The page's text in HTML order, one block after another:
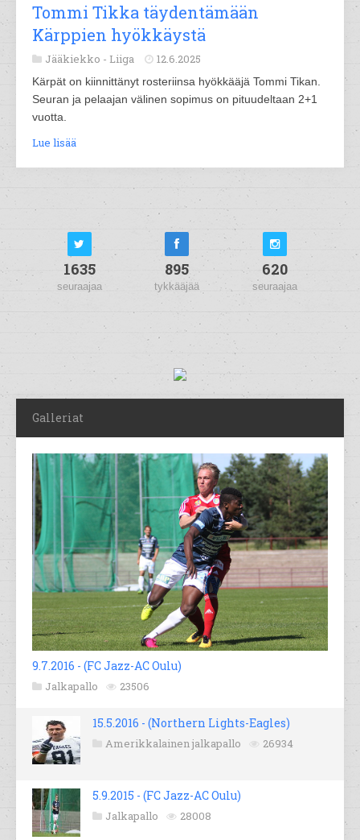
Tommi Tikka täydentämään
Kärppien hyökkäystä
Jääkiekko - Liiga 12.6.2025
Kärpät on kiinnittänyt rosteriinsa hyökkääjä Tommi Tikan.
Seuran ja pelaajan välinen sopimus on pituudeltaan 2+1
vuotta.
Lue lisää
1635
seuraajaa
895
tykkääjää
620
seuraajaa
Galleriat
9.7.2016 - (FC Jazz-AC Oulu)
Jalkapallo 23506
15.5.2016 - (Northern Lights-Eagles)
Amerikkalainen jalkapallo 26934
5.9.2015 - (FC Jazz-AC Oulu)
Jalkapallo 28008